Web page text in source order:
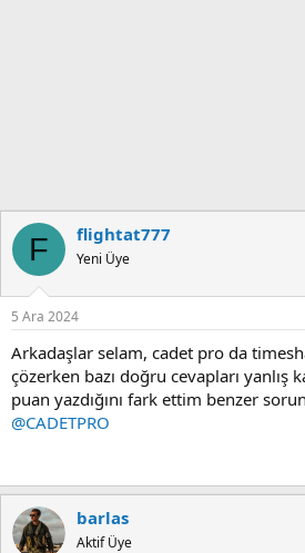
F flightat777
Yeni Üye
5 Ara 2024
Arkadaşlar selam, cadet pro da
çözerken bazı doğru cevapları yanlış
puan yazdığını fark ettim benzer
@CADETPRO
barlas
Aktif Üye